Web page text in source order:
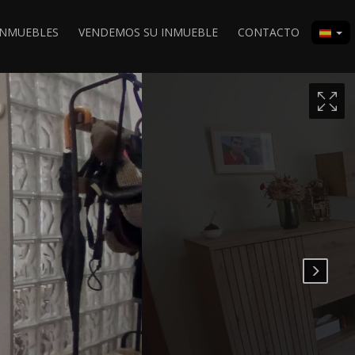
VENDEMOS SU INMUEBLE CONTACTO